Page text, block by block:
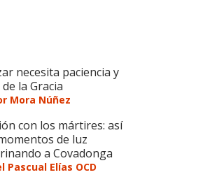
necesita paciencia y
la Gracia
Mora Núñez
con los mártires: así
de luz
a Covadonga
Pascual Elías OCD